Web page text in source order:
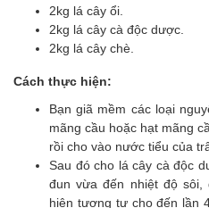
2kg lá cây ổi.
2kg lá cây cà độc dược.
2kg lá cây chè.
Cách thực hiện:
Bạn giã mềm các loại
mãng cầu hoặc hạt mãng
rồi cho vào nước tiểu của
Sau đó cho lá cây cà độc
đun vừa đến nhiệt độ
hiện tương tự cho đến lần